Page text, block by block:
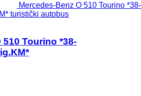
Mercedes-Benz O 510 Tourino *38-
turistički autobus
Tourino *38-